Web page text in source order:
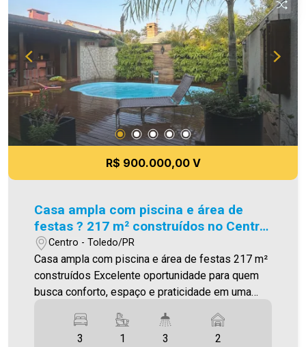
846,60 m² - As informações aqui prestadas são
verdadeiras, todavia, reservamo-nos o direito de
corrigir qualquer erro de digitação e/ou ortografia,
bem como alteração dos preços e imagens.
Fotos meramente ilustrativas. Aproveite essa
oportunidade! A hora de encontrar o seu novo lar
É AGORA! Imobiliária Ativa, sinta-se em casa!
R$ 900.000,00 V
Casa ampla com piscina e área de
festas ? 217 m² construídos no Centro
de Toledo
Centro - Toledo/PR
Casa ampla com piscina e área de festas 217 m²
construídos Excelente oportunidade para quem
busca conforto, espaço e praticidade em uma
Características do imóvel: * Área construída: 217
m² * Terreno: 360 m² * 03 quartos * 01 suíte * 03
3 1 3 2